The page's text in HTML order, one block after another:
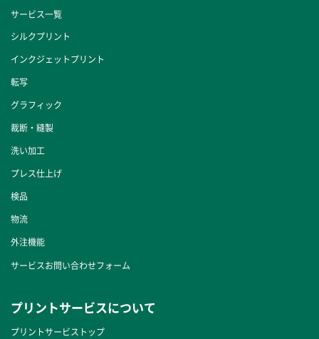
サービス一覧
シルクプリント
インクジェットプリント
転写
グラフィック
裁断・縫製
洗い加工
プレス仕上げ
検品
物流
外注機能
サービスお問い合わせフォーム
プリントサービスについて
プリントサービストップ